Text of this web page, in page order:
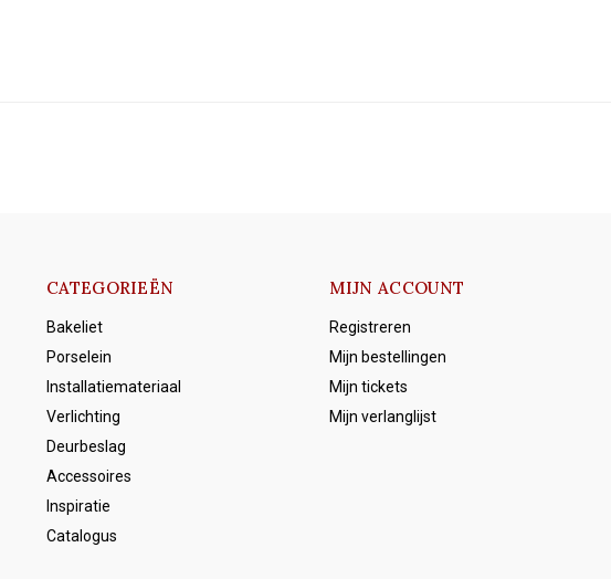
CATEGORIEËN
Bakeliet
Porselein
Installatiemateriaal
Verlichting
Deurbeslag
Accessoires
Inspiratie
Catalogus
MIJN ACCOUNT
Registreren
Mijn bestellingen
Mijn tickets
Mijn verlanglijst